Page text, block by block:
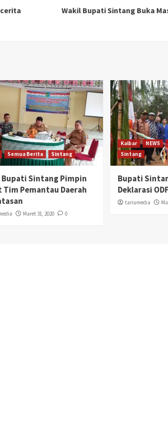
Wakil Bupati Sintang Buka
Semua Berita Sintang
Bupati Sintang Pimpin
Tim Pemantau Daerah
Maret 31, 2020 0
Kalbar NEWS
Sintang
Bupati
Deklarasi
tariumedia